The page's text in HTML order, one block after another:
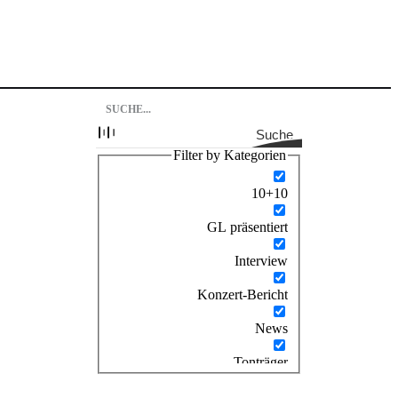
Suche
Filter by Kategorien
10+10
GL präsentiert
Interview
Konzert-Bericht
News
Tonträger